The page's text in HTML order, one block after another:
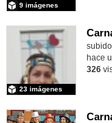
9 imágenes
23 imágenes
hace
326